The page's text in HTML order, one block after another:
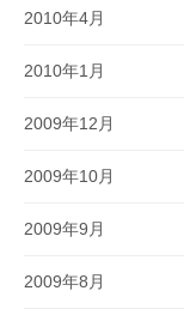
2010年4月
2010年1月
2009年12月
2009年10月
2009年9月
2009年8月